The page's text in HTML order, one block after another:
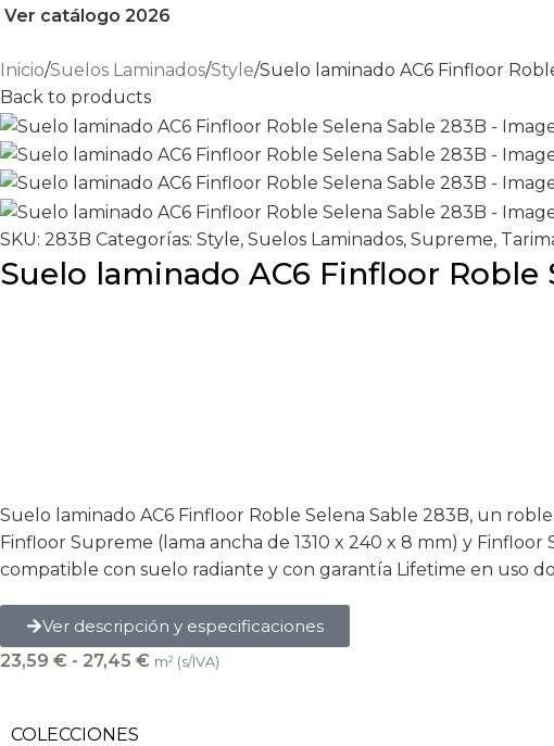
Ver catálogo 2026
Inicio Suelos Laminados Style Suelo laminado AC6 Finfloor
Back to products
SKU: 283B Categorías: Style, Suelos Laminados, Supreme,
Suelo laminado AC6 Finfloor Roble
Suelo laminado AC6 Finfloor Roble Selena Sable 283B, un
Finfloor Supreme (lama ancha de 1310 x 240 x 8 mm) y Finfloor
compatible con suelo radiante y con garantía Lifetime en uso
Ver descripción y especificaciones
23,59 € - 27,45 € m² (s/IVA)
COLECCIONES